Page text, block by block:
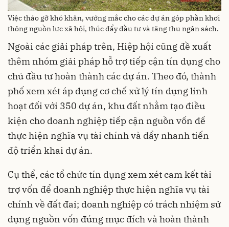
Việc tháo gỡ khó khăn, vướng mắc cho các dự án góp phần khơi
thông nguồn lực xã hội, thúc đẩy đầu tư và tăng thu ngân sách.
Ngoài các giải pháp trên, Hiệp hội cũng đề xuất
thêm nhóm giải pháp hỗ trợ tiếp cận tín dụng cho
chủ đầu tư hoàn thành các dự án. Theo đó, thành
phố xem xét áp dụng cơ chế xử lý tín dụng linh
hoạt đối với 350 dự án, khu đất nhằm tạo điều
kiện cho doanh nghiệp tiếp cận nguồn vốn để
thực hiện nghĩa vụ tài chính và đẩy nhanh tiến
độ triển khai dự án.
Cụ thể, các tổ chức tín dụng xem xét cam kết tài
trợ vốn để doanh nghiệp thực hiện nghĩa vụ tài
chính về đất đai; doanh nghiệp có trách nhiệm sử
dụng nguồn vốn đúng mục đích và hoàn thành